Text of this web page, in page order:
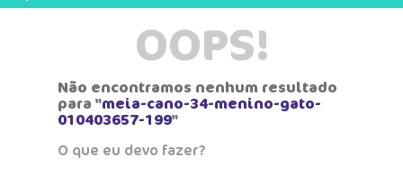
OOPS!
Não encontramos nenhum resultado
para "meia-cano-34-menino-gato-
010403657-199"
O que eu devo fazer?